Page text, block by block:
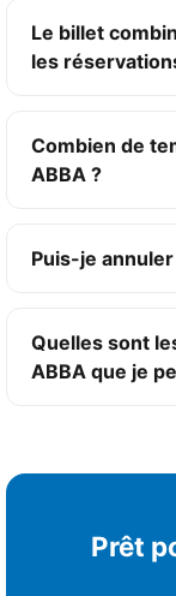
Le billet
les
Combien de
ABBA ?
Puis-je
Quelles sont
ABBA que je
Prêt